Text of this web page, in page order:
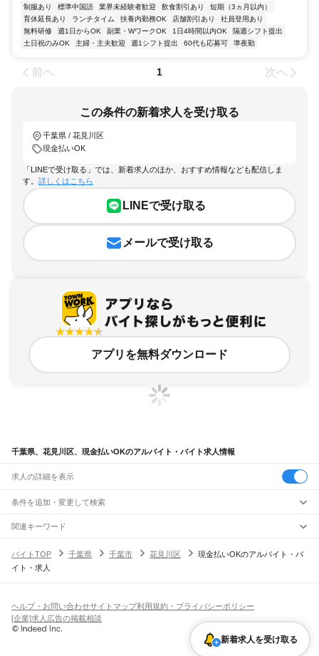
制服あり 標準中国語 業界未経験者歓迎 飲食割引あり
短期（3ヵ月以内）
育休延長あり
ランチタイム 扶養内勤務OK 店舗割引あり
社員登用あり
無料研修
週1日からOK 副業・WワークOK 1日4時間以内OK
隔週シフト提出
土日祝のみOK
主婦・主夫歓迎 週1シフト提出 60代も応募可 準夜勤
前へ 1 次へ
この条件の新着求人を受け取る
千葉県 / 花見川区
現金払いOK
「LINEで受け取る」では、新着求人のほか、おすすめ情報なども配信しま
す。 詳しくはこちら
LINEで受け取る
メールで受け取る
アプリを無料ダウンロード
千葉県、花見川区、現金払いOKのアルバイト・バイト求人情報
求人の詳細を表示
条件を追加・変更して検索
市区町村を追加・変更
千葉県すべて
千葉市
旭市習志野市柏市勝浦市市原市流山市八千代市我孫子市鴨川市鎌ケ谷市
君津市富津市浦安市 印西市白井市富里市南房総市
匝瑳市香取市 印旛郡 香取郡山武郡 長生郡夷隅郡
駅を追加・変更
JR中央・総武線
市川駅本八幡駅下総中山駅 津田沼駅幕張本郷駅幕張駅
新検見川駅
職種を追加・変更
飲食・フードサービスすべて
ホールスタッフキッチンスタッフ
パン屋（ベーカリー）
バー（BAR）・バーテンダー
飲食店（店長・マネージャー）
人気
日払いOK高校生歓迎 髪型・髪色自由
留学生・外国人活躍中
雇用形態を追加・変更
関連キーワード
千葉県 千葉市 花見川区 給付金千葉県 千葉市 花見川区 日払いOK 病院清掃
千葉県 千葉市 現金払い
バイトTOP 千葉県 千葉市 花見川区
現金払いOKのアルバイト・バ
イト・求人
新着求人を受け取る
ヘルプ・お問い合わせサイトマップ利用規約・プライバシーポリシー
[企業]求人広告の掲載相談